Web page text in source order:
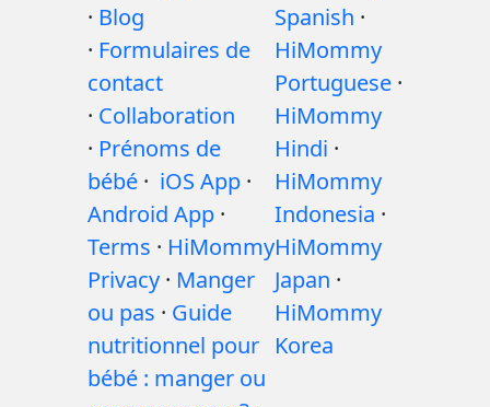
· Blog
· Formulaires de
contact
· Collaboration
· Prénoms de
bébé · iOS App ·
Android App ·
Terms · HiMommy
Privacy · Manger
ou pas · Guide
nutritionnel pour
bébé : manger ou
Spanish ·
HiMommy
Portuguese ·
HiMommy
Hindi ·
HiMommy
Indonesia ·
HiMommy
Japan ·
HiMommy
Korea